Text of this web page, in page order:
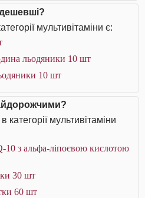
мультивітаміни є:
льодяники 10 шт
10 шт
мультивітаміни
10 з альфа-ліпоєвою кислотою
30 шт
60 шт